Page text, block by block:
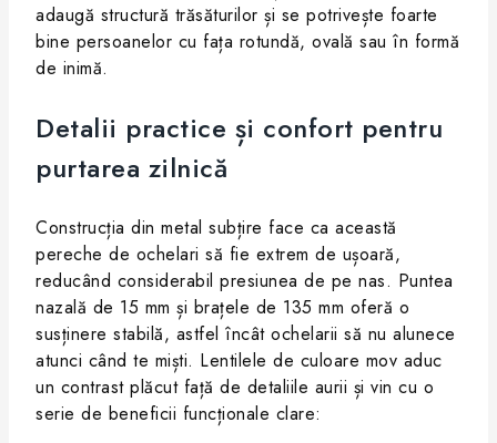
adaugă structură trăsăturilor și se potrivește foarte
bine persoanelor cu fața rotundă, ovală sau în formă
de inimă.
Detalii practice și confort pentru
purtarea zilnică
Construcția din metal subțire face ca această
pereche de ochelari să fie extrem de ușoară,
reducând considerabil presiunea de pe nas. Puntea
nazală de 15 mm și brațele de 135 mm oferă o
susținere stabilă, astfel încât ochelarii să nu alunece
atunci când te miști. Lentilele de culoare mov aduc
un contrast plăcut față de detaliile aurii și vin cu o
serie de beneficii funcționale clare: